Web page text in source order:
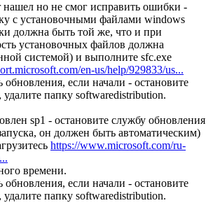
нашел но не смог исправить ошибки -
с установочными файлами windows
должна быть той же, что и при
установочных файлов должна
системой) и выполните sfc.exe
en-us/help/929833/us...
обновления, если начали - остановите
папку softwaredistribution.
sp1 - остановите службу обновления
он должен быть автоматическим)
https://www.microsoft.com/ru-
времени.
обновления, если начали - остановите
папку softwaredistribution.